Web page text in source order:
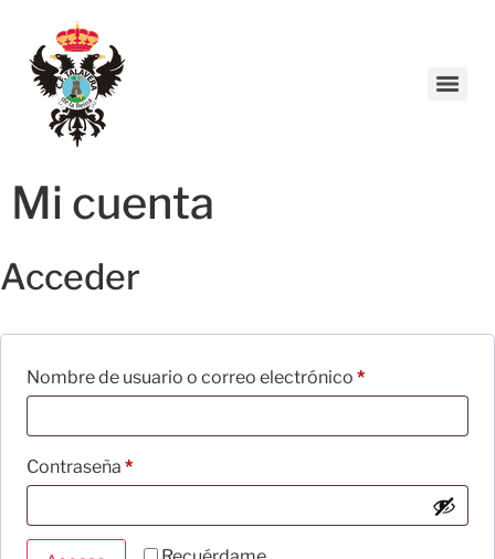
Mi cuenta
Acceder
Nombre de usuario o correo electrónico *
Contraseña *